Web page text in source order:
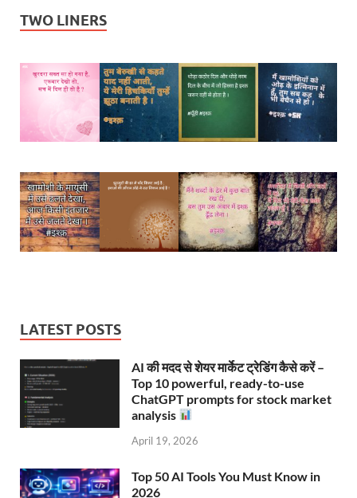
TWO LINERS
LATEST POSTS
AI की मदद से शेयर मार्केट ट्रेडिंग कैसे करें –
Top 10 powerful, ready-to-use
ChatGPT prompts for stock market
analysis
April 19, 2026
Top 50 AI Tools You Must Know in
2026